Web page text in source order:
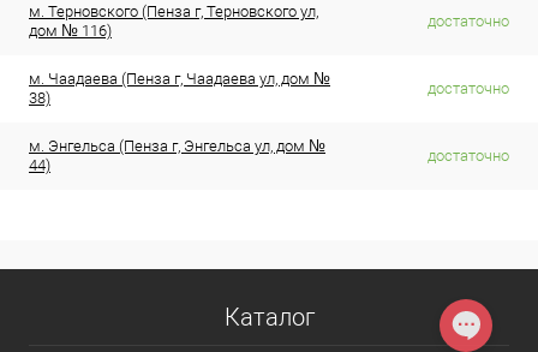
м. Терновского (Пенза г, Терновского ул,
дом № 116)
достаточно
м. Чаадаева (Пенза г, Чаадаева ул, дом №
38)
достаточно
м. Энгельса (Пенза г, Энгельса ул, дом №
44)
достаточно
Каталог